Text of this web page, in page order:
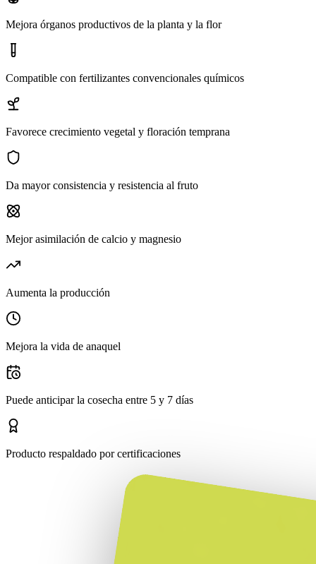
Mejora órganos productivos de la planta y la flor
Compatible con fertilizantes convencionales químicos
Favorece crecimiento vegetal y floración temprana
Da mayor consistencia y resistencia al fruto
Mejor asimilación de calcio y magnesio
Aumenta la producción
Mejora la vida de anaquel
Puede anticipar la cosecha entre 5 y 7 días
Producto respaldado por certificaciones